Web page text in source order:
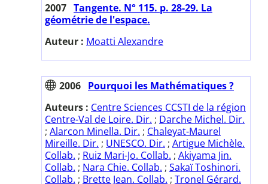
2007 Tangente. N° 115. p. 28-29. La
géométrie de l'espace.
Auteur : Moatti Alexandre
2006 Pourquoi les Mathématiques ?
Auteurs : Centre Sciences CCSTI de la région
Centre-Val de Loire. Dir. ; Darche Michel. Dir.
; Alarcon Minella. Dir. ; Chaleyat-Maurel
Mireille. Dir. ; UNESCO. Dir. ; Artigue Michèle.
Collab. ; Ruiz Mari-Jo. Collab. ; Akiyama Jin.
Collab. ; Nara Chie. Collab. ; Sakaï Toshinori.
Collab. ; Brette Jean. Collab. ; Tronel Gérard.